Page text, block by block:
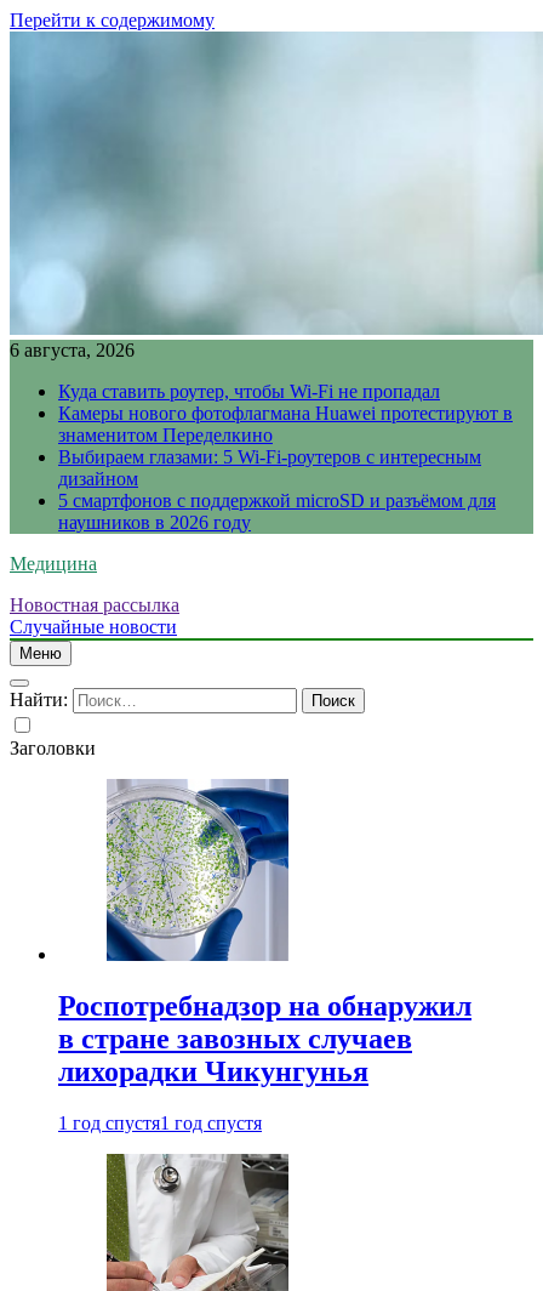
Перейти к содержимому
6 августа, 2026
Куда ставить роутер, чтобы Wi-Fi не пропадал
Камеры нового фотофлагмана Huawei протестируют в
знаменитом Переделкино
Выбираем глазами: 5 Wi-Fi-роутеров с интересным
дизайном
5 смартфонов с поддержкой microSD и разъёмом для
наушников в 2026 году
Медицина
Новостная рассылка
Случайные новости
Меню
Найти:
Заголовки
Роспотребнадзор на обнаружил
в стране завозных случаев
лихорадки Чикунгунья
1 год спустя1 год спустя